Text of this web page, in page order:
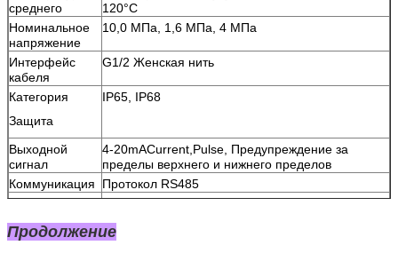
среднего
120°C
Номинальное
напряжение
10,0 МПа, 1,6 МПа, 4 МПа
Интерфейс
кабеля
G1/2 Женская нить
Категория
Защита
IP65, IP68
Выходной
сигнал
4-20mACurrent,Pulse, Предупреждение за
пределы верхнего и нижнего пределов
Коммуникация
Протокол RS485
Дисплей
Транзиционный поток,процент,скорость
Поток и общий интегрированный поток
Продолжение